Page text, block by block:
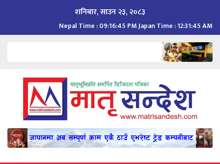
शनिबार, साउन २३, २०८३
Nepal Time :09:16:46 PMJapan Time :12:31:46 AM